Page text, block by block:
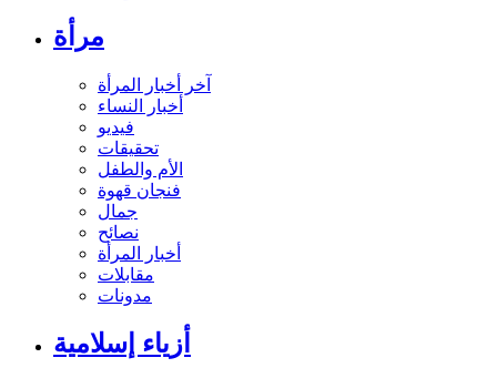
مرأة
آخر أخبار المرأة
أخبار النساء
فيديو
تحقيقات
الأم والطفل
فنجان قهوة
جمال
نصائح
أخبار المرأة
مقابلات
مدونات
أزياء إسلامية